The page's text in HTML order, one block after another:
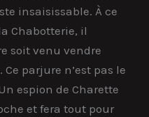
insaisissable. À ce
Chabotterie, il
soit venu vendre
parjure n’est pas le
espion de Charette
et fera tout pour